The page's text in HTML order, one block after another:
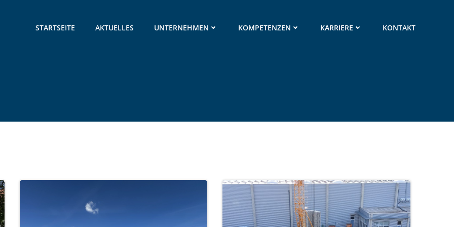
STARTSEITE AKTUELLES UNTERNEHMEN KOMPETENZEN KARRIERE KONTAKT